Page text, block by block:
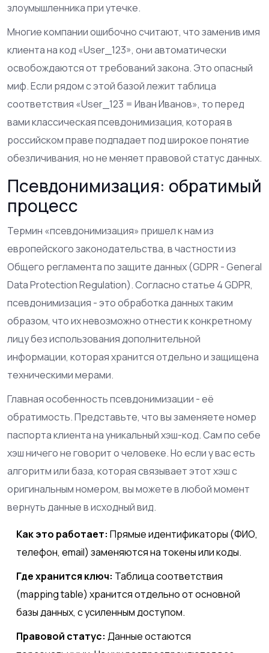
злоумышленника при утечке.
Многие компании ошибочно считают, что заменив имя
клиента на код «User_123», они автоматически
освобождаются от требований закона. Это опасный
миф. Если рядом с этой базой лежит таблица
соответствия «User_123 = Иван Иванов», то перед
вами классическая псевдонимизация, которая в
российском праве подпадает под широкое понятие
обезличивания, но не меняет правовой статус данных.
Псевдонимизация: обратимый
процесс
Термин «псевдонимизация» пришел к нам из
европейского законодательства, в частности из
Общего регламента по защите данных (GDPR - General
Data Protection Regulation). Согласно статье 4 GDPR,
псевдонимизация - это обработка данных таким
образом, что их невозможно отнести к конкретному
лицу без использования дополнительной
информации, которая хранится отдельно и защищена
техническими мерами.
Главная особенность псевдонимизации - её
обратимость. Представьте, что вы заменяете номер
паспорта клиента на уникальный хэш-код. Сам по себе
хэш ничего не говорит о человеке. Но если у вас есть
алгоритм или база, которая связывает этот хэш с
оригинальным номером, вы можете в любой момент
вернуть данные в исходный вид.
Как это работает: Прямые идентификаторы (ФИО,
телефон, email) заменяются на токены или коды.
Где хранится ключ: Таблица соответствия
(mapping table) хранится отдельно от основной
базы данных, с усиленным доступом.
Правовой статус: Данные остаются